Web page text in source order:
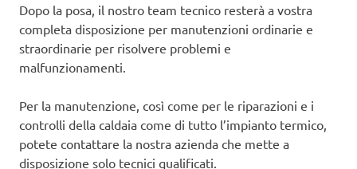
Dopo la posa, il nostro team tecnico resterà a vostra
completa disposizione per manutenzioni ordinarie e
straordinarie per risolvere problemi e
malfunzionamenti.
Per la manutenzione, così come per le riparazioni e i
controlli della caldaia come di tutto l’impianto termico,
potete contattare la nostra azienda che mette a
disposizione solo tecnici qualificati.